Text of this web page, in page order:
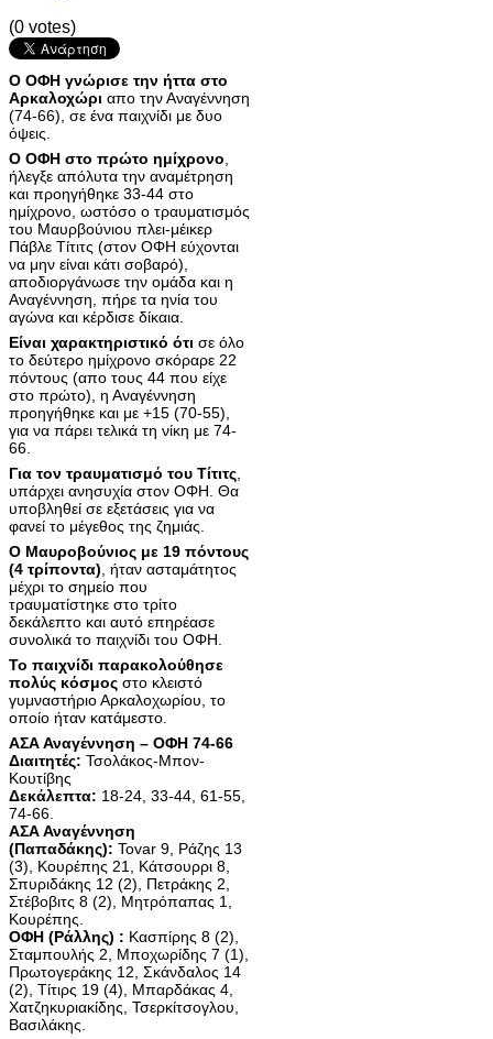
(0 votes)
Ο ΟΦΗ γνώρισε την ήττα στο
Αρκαλοχώρι απο την Αναγέννηση
(74-66), σε ένα παιχνίδι με δυο
όψεις.
Ο ΟΦΗ στο πρώτο ημίχρονο
ήλεγξε απόλυτα την αναμέτρηση
και προηγήθηκε 33-44 στο
ημίχρονο, ωστόσο ο τραυματισμός
του Μαυρβούνιου πλει-μέικερ
Πάβλε Τίτιτς (στον ΟΦΗ εύχονται
να μην είναι κάτι σοβαρό),
αποδιοργάνωσε την ομάδα και η
Αναγέννηση, πήρε τα ηνία του
αγώνα και κέρδισε δίκαια.
Είναι χαρακτηριστικό ότι σε όλο
το δεύτερο ημίχρονο σκόραρε 22
πόντους (απο τους 44 που είχε
στο πρώτο), η Αναγέννηση
προηγήθηκε και με +15 (70-55),
για να πάρει τελικά τη νίκη με 74-
66.
Για τον τραυματισμό του Τίτιτς
υπάρχει ανησυχία στον ΟΦΗ. Θα
υποβληθεί σε εξετάσεις για να
φανεί το μέγεθος της ζημιάς.
Ο Μαυροβούνιος με 19 πόντους
(4 τρίποντα) , ήταν ασταμάτητος
μέχρι το σημείο που
τραυματίστηκε στο τρίτο
δεκάλεπτο και αυτό επηρέασε
συνολικά το παιχνίδι του ΟΦΗ.
Το παιχνίδι παρακολούθησε
πολύς κόσμος στο κλειστό
γυμναστήριο Αρκαλοχωρίου, το
οποίο ήταν κατάμεστο.
ΑΣΑ Αναγέννηση – ΟΦΗ 74-66
Διαιτητές: Τσολάκος-Μπον-
Κουτίβης
Δεκάλεπτα: 18-24, 33-44, 61-55,
74-66.
ΑΣΑ Αναγέννηση
(Παπαδάκης): Tovar 9, Ράζης 13
(3), Κουρέπης 21, Κάτσουρρι 8,
Σπυριδάκης 12 (2), Πετράκης 2,
Στέβοβιτς 8 (2), Μητρόπαπας 1,
Κουρέπης.
ΟΦΗ (Ράλλης) : Κασπίρης 8 (2),
Σταμπουλής 2, Μποχωρίδης 7 (1),
Πρωτογεράκης 12, Σκάνδαλος 14
(2), Tίτιρς 19 (4), Μπαρδάκας 4,
Χατζηκυριακίδης, Τσερκίτσογλου,
Βασιλάκης.